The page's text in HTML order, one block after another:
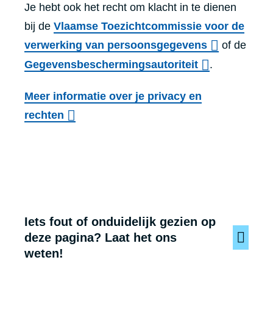
Je hebt ook het recht om klacht in te dienen
bij de Vlaamse Toezichtcommissie voor de
verwerking van persoonsgegevens
of de
Gegevensbeschermingsautoriteit
.
Meer informatie over je privacy en
rechten
Iets fout of onduidelijk gezien op
deze pagina? Laat het ons
weten!